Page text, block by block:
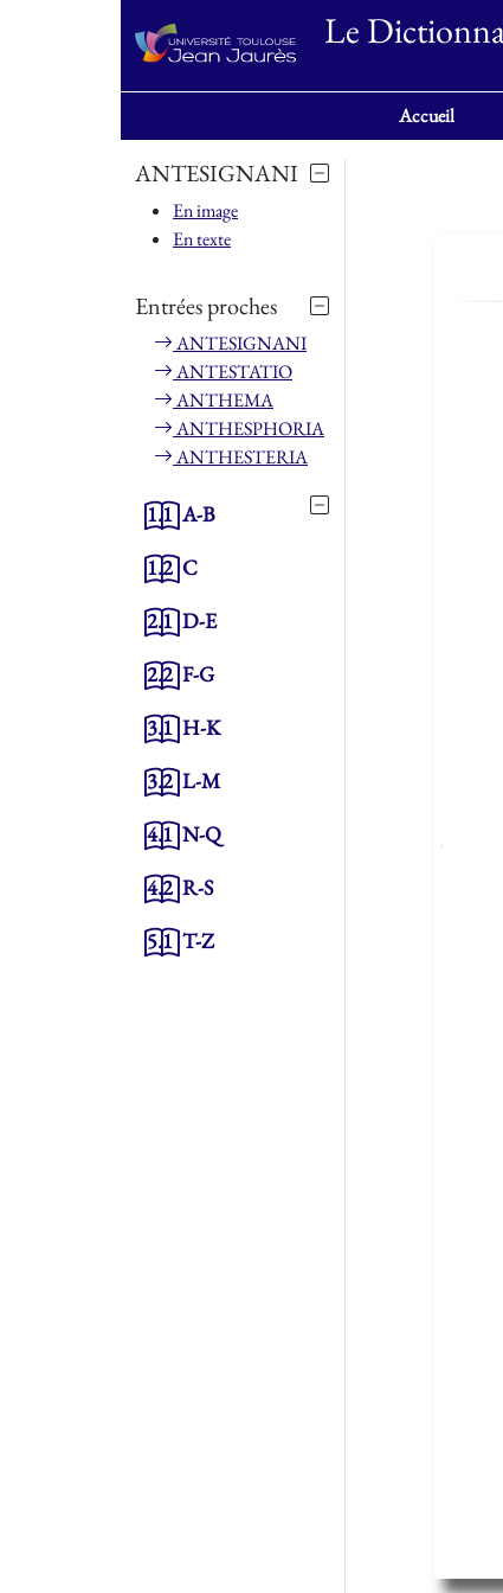
Le
Accueil
ANTESIGNANI
En image
En texte
Entrées proches
ANTESIGNANI
ANTESTATIO
ANTHEMA
ANTHESPHORIA
ANTHESTERIA
1.1A-B
1.2C
2.1D-E
2.2F-G
3.1H-K
3.2L-M
4.1N-Q
4.2R-S
5.1T-Z